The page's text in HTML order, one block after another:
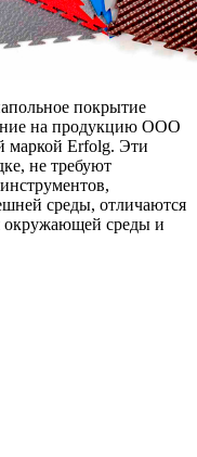
покрытие
на продукцию ООО
маркой Erfolg. Эти
не требуют
среды, отличаются
окружающей среды и